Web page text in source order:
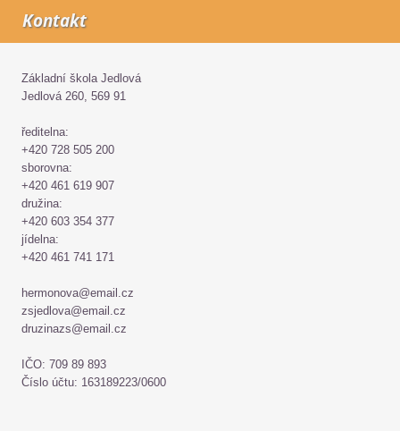
Kontakt
Základní škola Jedlová
Jedlová 260, 569 91
ředitelna:
+420 728 505 200
sborovna:
+420 461 619 907
družina:
+420 603 354 377
jídelna:
+420 461 741 171
hermonova@email.cz
zsjedlova@email.cz
druzinazs@email.cz
IČO: 709 89 893
Číslo účtu: 163189223/0600